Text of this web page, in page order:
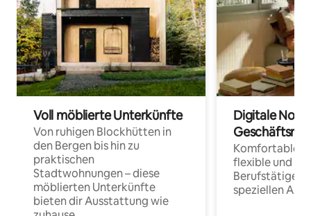
Voll möblierte Unterkünfte
Von ruhigen Blockhütten in
den Bergen bis hin zu
praktischen
Stadtwohnungen – diese
möblierten Unterkünfte
bieten dir Ausstattung wie
Digitale
Komfortable
flexible und
Berufstätige
speziellen